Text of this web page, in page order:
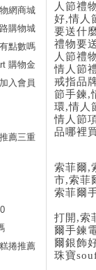
人節禮
好,情人
要送什
禮物要
人節禮
情人節
戒指品
節手鍊,
環,情人
情人節
品哪裡
索菲爾,
市,索菲
索菲爾
打開 ,索
爾手鍊
爾銀飾
珠寶
網商城
購物城
點數嗎
購物金
入會員
薦三重
捲推薦